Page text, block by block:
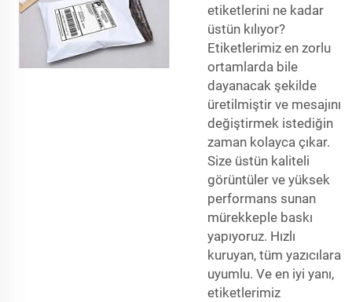
etiketlerini ne kadar
üstün kılıyor?
Etiketlerimiz en zorlu
ortamlarda bile
dayanacak şekilde
üretilmiştir ve mesajını
değiştirmek istediğin
zaman kolayca çıkar.
Size üstün kaliteli
görüntüler ve yüksek
performans sunan
mürekkeple baskı
yapıyoruz. Hızlı
kuruyan, tüm yazıcılara
uyumlu. Ve en iyi yanı,
etiketlerimiz